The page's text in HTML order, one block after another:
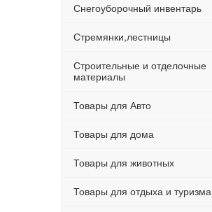
Снегоуборочный инвентарь
Стремянки,лестницы
Строительные и отделочные
материалы
Товары для Авто
Товары для дома
Товары для животных
Товары для отдыха и туризма